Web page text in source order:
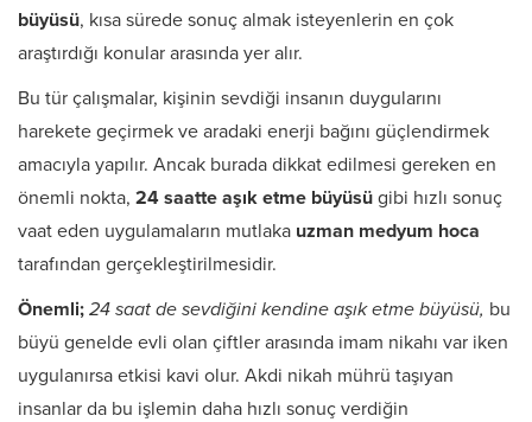
büyüsü, kısa sürede sonuç almak isteyenlerin en çok
araştırdığı konular arasında yer alır.
Bu tür çalışmalar, kişinin sevdiği insanın duygularını
harekete geçirmek ve aradaki enerji bağını güçlendirmek
amacıyla yapılır. Ancak burada dikkat edilmesi gereken en
önemli nokta, 24 saatte aşık etme büyüsü gibi hızlı sonuç
vaat eden uygulamaların mutlaka uzman medyum hoca
tarafından gerçekleştirilmesidir.
Önemli; 24 saat de sevdiğini kendine aşık etme büyüsü, bu
büyü genelde evli olan çiftler arasında imam nikahı var iken
uygulanırsa etkisi kavi olur. Akdi nikah mührü taşıyan
insanlar da bu işlemin daha hızlı sonuç verdiğin